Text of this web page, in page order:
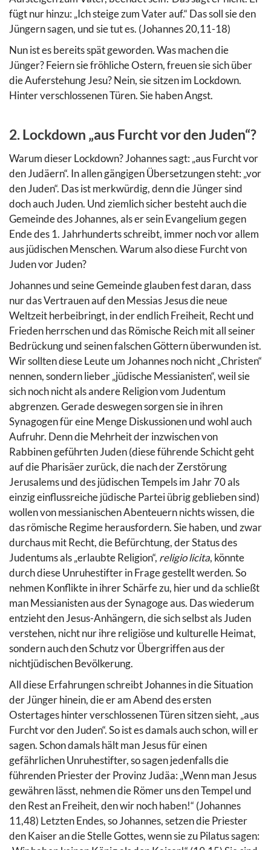
fügt nur hinzu: „Ich steige zum Vater auf.“ Das soll sie den
Jüngern sagen, und sie tut es. (Johannes 20,11-18)
Nun ist es bereits spät geworden. Was machen die
Jünger? Feiern sie fröhliche Ostern, freuen sie sich über
die Auferstehung Jesu? Nein, sie sitzen im Lockdown.
Hinter verschlossenen Türen. Sie haben Angst.
2. Lockdown „aus Furcht vor den Juden“?
Warum dieser Lockdown? Johannes sagt: „aus Furcht vor
den Judäern“. In allen gängigen Übersetzungen steht: „vor
den Juden“. Das ist merkwürdig, denn die Jünger sind
doch auch Juden. Und ziemlich sicher besteht auch die
Gemeinde des Johannes, als er sein Evangelium gegen
Ende des 1. Jahrhunderts schreibt, immer noch vor allem
aus jüdischen Menschen. Warum also diese Furcht von
Juden vor Juden?
Johannes und seine Gemeinde glauben fest daran, dass
nur das Vertrauen auf den Messias Jesus die neue
Weltzeit herbeibringt, in der endlich Freiheit, Recht und
Frieden herrschen und das Römische Reich mit all seiner
Bedrückung und seinen falschen Göttern überwunden ist.
Wir sollten diese Leute um Johannes noch nicht „Christen“
nennen, sondern lieber „jüdische Messianisten“, weil sie
sich noch nicht als andere Religion vom Judentum
abgrenzen. Gerade deswegen sorgen sie in ihren
Synagogen für eine Menge Diskussionen und wohl auch
Aufruhr. Denn die Mehrheit der inzwischen von
Rabbinen geführten Juden (diese führende Schicht geht
auf die Pharisäer zurück, die nach der Zerstörung
Jerusalems und des jüdischen Tempels im Jahr 70 als
einzig einflussreiche jüdische Partei übrig geblieben sind)
wollen von messianischen Abenteuern nichts wissen, die
das römische Regime herausfordern. Sie haben, und zwar
durchaus mit Recht, die Befürchtung, der Status des
Judentums als „erlaubte Religion“, religio licita, könnte
durch diese Unruhestifter in Frage gestellt werden. So
nehmen Konflikte in ihrer Schärfe zu, hier und da schließt
man Messianisten aus der Synagoge aus. Das wiederum
entzieht den Jesus-Anhängern, die sich selbst als Juden
verstehen, nicht nur ihre religiöse und kulturelle Heimat,
sondern auch den Schutz vor Übergriffen aus der
nichtjüdischen Bevölkerung.
All diese Erfahrungen schreibt Johannes in die Situation
der Jünger hinein, die er am Abend des ersten
Ostertages hinter verschlossenen Türen sitzen sieht, „aus
Furcht vor den Juden“. So ist es damals auch schon, will er
sagen. Schon damals hält man Jesus für einen
gefährlichen Unruhestifter, so sagen jedenfalls die
führenden Priester der Provinz Judäa: „Wenn man Jesus
gewähren lässt, nehmen die Römer uns den Tempel und
den Rest an Freiheit, den wir noch haben!“ (Johannes
11,48) Letzten Endes, so Johannes, setzen die Priester
den Kaiser an die Stelle Gottes, wenn sie zu Pilatus sagen: